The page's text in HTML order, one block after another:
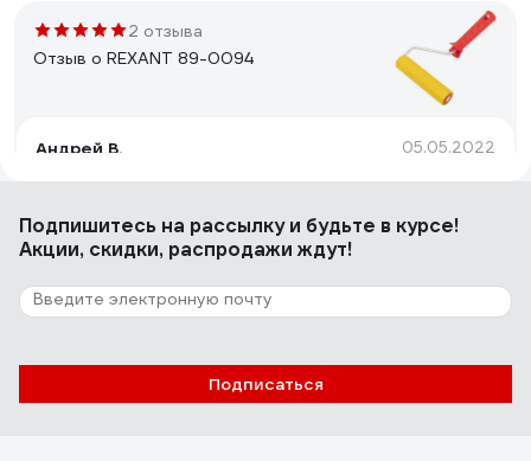
2 отзыва
Отзыв о REXANT 89-0094
Андрей В. 05.05.2022
Валик отличный,мягкий,очень удобно работать.При
удобная.Разглаживает обои ровно,пузыри все выгнать
легко.Цена нормальная,для такого
обоев.
4 отзыва
Подпишитесь на рассылкуи будьте в курсе!
Акции, скидки, распродажи ждут!
Подписаться